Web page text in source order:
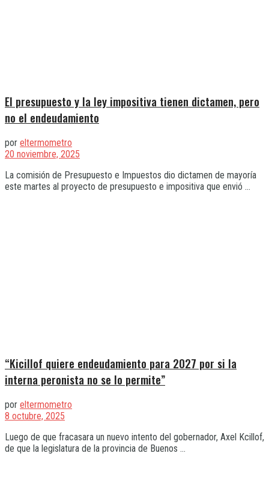
El presupuesto y la ley impositiva tienen dictamen, pero
no el endeudamiento
por eltermometro
20 noviembre, 2025
La comisión de Presupuesto e Impuestos dio dictamen de mayoría
este martes al proyecto de presupuesto e impositiva que envió ...
“Kicillof quiere endeudamiento para 2027 por si la
interna peronista no se lo permite”
por eltermometro
8 octubre, 2025
Luego de que fracasara un nuevo intento del gobernador, Axel Kcillof,
de que la legislatura de la provincia de Buenos ...